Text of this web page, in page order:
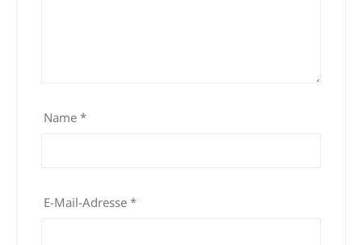
Name *
E-Mail-Adresse *